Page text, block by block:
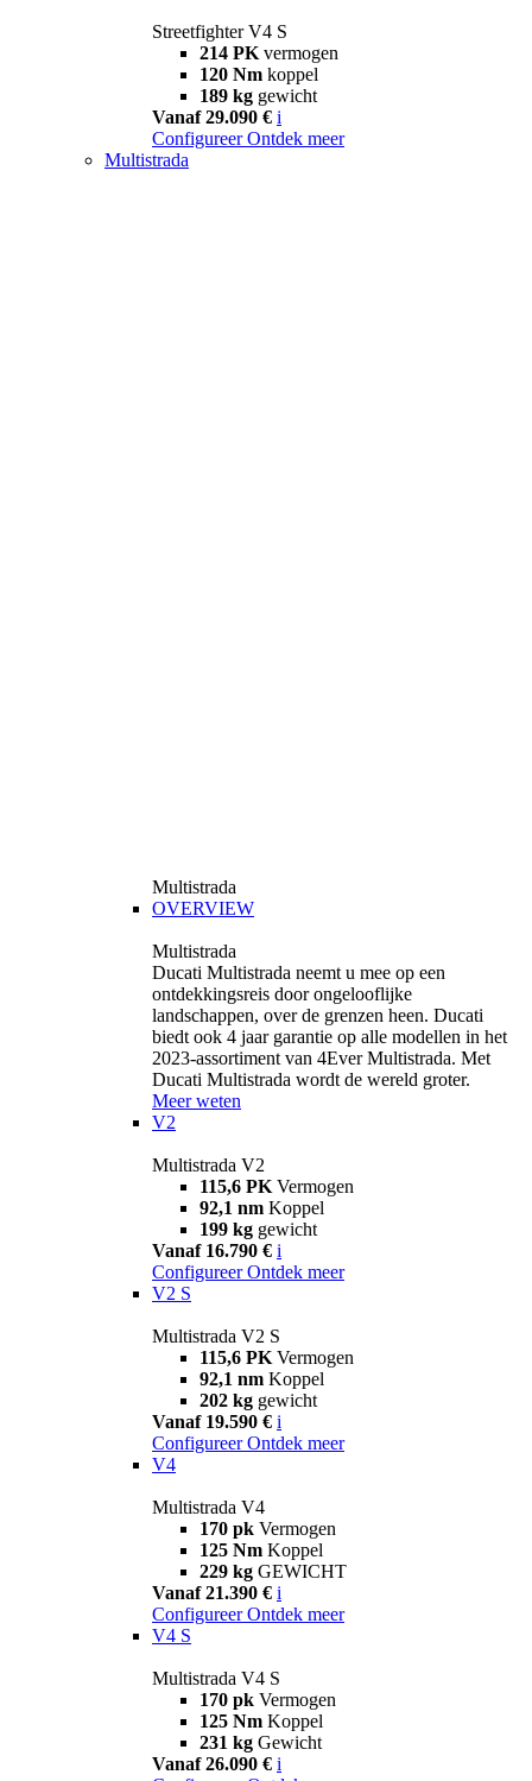
Streetfighter V4 S
214 PK vermogen
120 Nm koppel
189 kg gewicht
Vanaf 29.090 € i
Configureer Ontdek meer
Multistrada
Multistrada
OVERVIEW
Multistrada
Ducati Multistrada neemt u mee op een
ontdekkingsreis door ongelooflijke
landschappen, over de grenzen heen. Ducati
biedt ook 4 jaar garantie op alle modellen in het
2023-assortiment van 4Ever Multistrada. Met
Ducati Multistrada wordt de wereld groter.
Meer weten
V2
Multistrada V2
115,6 PK Vermogen
92,1 nm Koppel
199 kg gewicht
Vanaf 16.790 € i
Configureer Ontdek meer
V2 S
Multistrada V2 S
115,6 PK Vermogen
92,1 nm Koppel
202 kg gewicht
Vanaf 19.590 € i
Configureer Ontdek meer
V4
Multistrada V4
170 pk Vermogen
125 Nm Koppel
229 kg GEWICHT
Vanaf 21.390 € i
Configureer Ontdek meer
V4 S
Multistrada V4 S
170 pk Vermogen
125 Nm Koppel
231 kg Gewicht
Vanaf 26.090 € i